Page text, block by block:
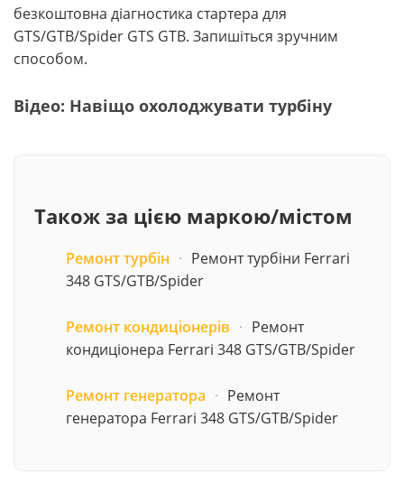
безкоштовна діагностика стартера для
GTS/GTB/Spider GTS GTB. Запишіться зручним
способом.
Відео: Навіщо охолоджувати турбіну
Також за цією маркою/містом
Ремонт турбін · Ремонт турбіни Ferrari
348 GTS/GTB/Spider
Ремонт кондиціонерів · Ремонт
кондиціонера Ferrari 348 GTS/GTB/Spider
Ремонт генератора · Ремонт
генератора Ferrari 348 GTS/GTB/Spider